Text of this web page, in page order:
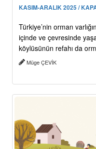
KASIM-ARALIK 2025 /
Türkiye’nin orman
içinde ve çevresinde
köylüsünün refahı da
Müge ÇEVİK